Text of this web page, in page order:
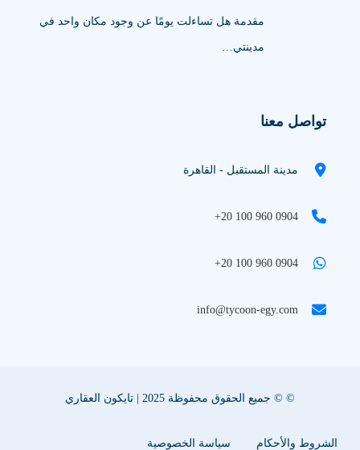
مقدمة هل تساءلت يومًا عن وجود مكان واحد في
مدينتي…
تواصل معنا
مدينة المستقبل - القاهرة
+20 100 960 0904
+20 100 960 0904
info@tycoon-egy.com
© © جميع الحقوق محفوظة 2025 | تايكون العقاري
الشروط والأحكام سياسة الخصوصية